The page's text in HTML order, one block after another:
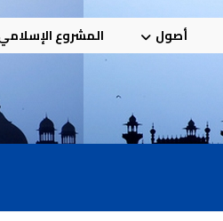
أصول المشروع